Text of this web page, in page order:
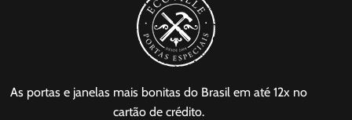
As portas e janelas mais bonitas do Brasil em até 12x no
cartão de crédito.